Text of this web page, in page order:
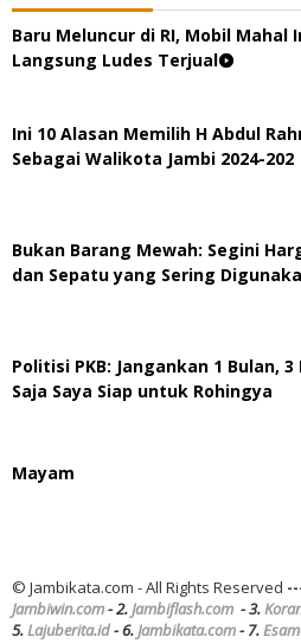
Baru Meluncur di RI, Mobil Mahal
Langsung Ludes Terjual
Ini 10 Alasan Memilih H Abdul
Sebagai Walikota Jambi 2024-202
Bukan Barang Mewah: Segini
dan Sepatu yang Sering
Politisi PKB: Jangankan 1 Bulan, 3
Saja Saya Siap untuk Rohingya
Mayam
© Jambikata.com - All Rights Reserved
Jambiwin.com- 2.Jambiflash.com - 3.
5.Lajuberita.id- 6.Jambikata.com- 7.